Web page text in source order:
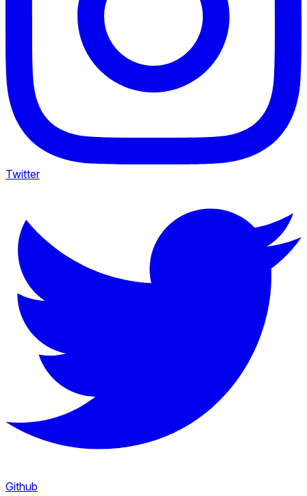
Twitter
Github